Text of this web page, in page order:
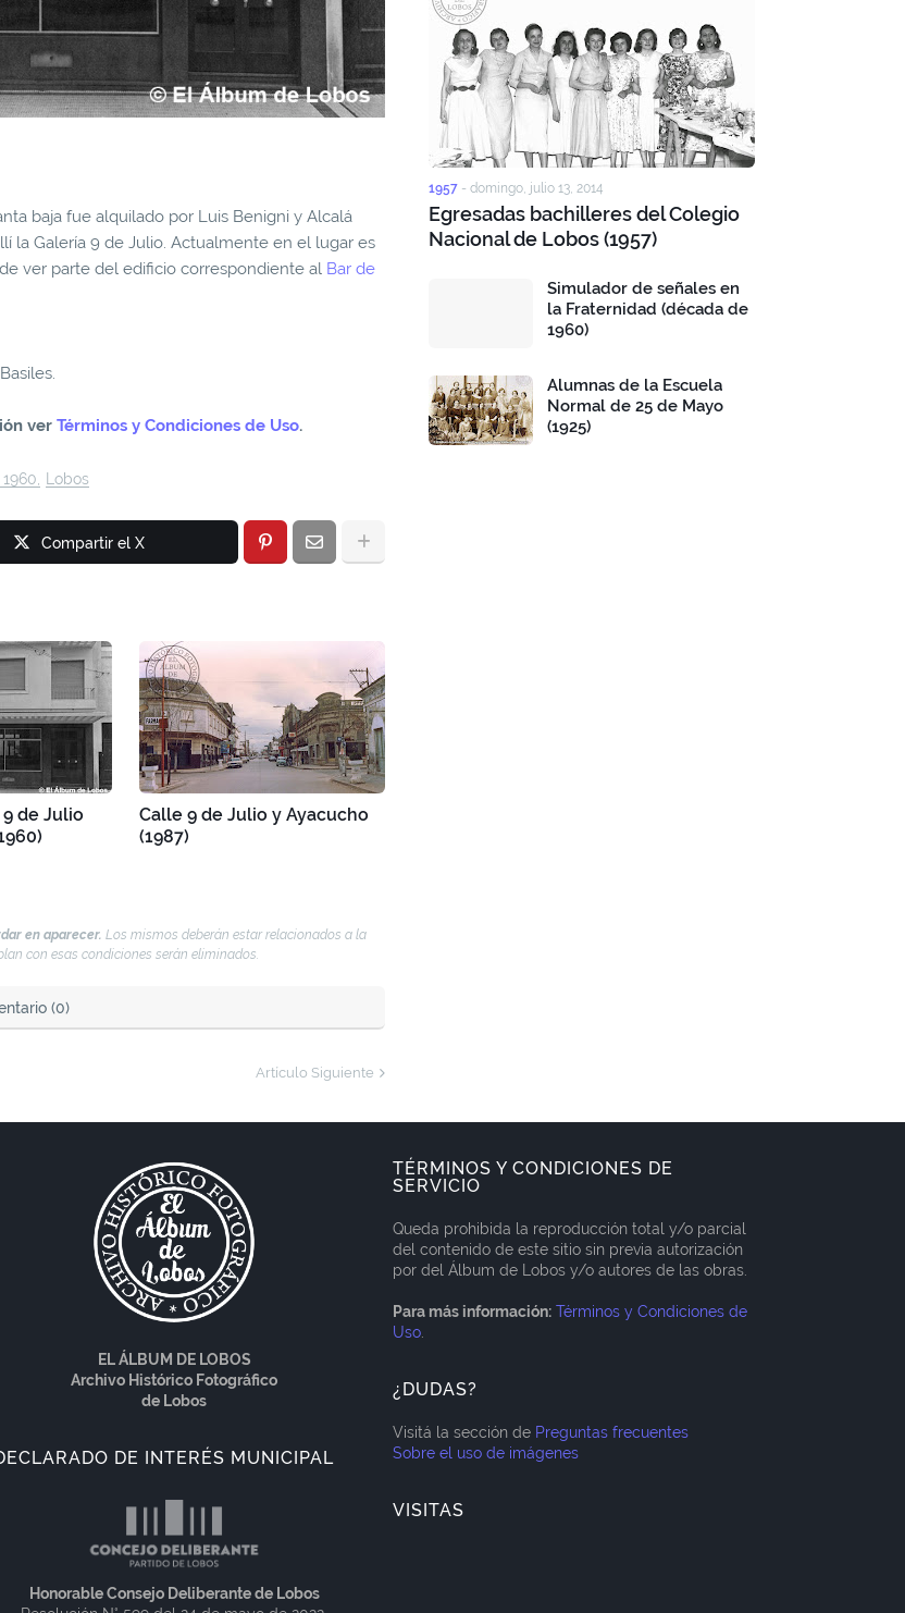
baja fue alquilado por Luis Benigni y Alcalá
la Galería 9 de Julio. Actualmente en el lugar es
ver parte del edificio correspondiente al Bar de
ver Términos y Condiciones de Uso.
Lobos
Compartir el X
de Julio
Calle 9 de Julio y Ayacucho
(1987)
en aparecer. Los mismos deberán estar relacionados a la
con esas condiciones serán eliminados.
(0)
Artículo Siguiente
1957 - domingo, julio 13, 2014
Egresadas bachilleres del Colegio
Nacional de Lobos (1957)
Simulador de señales en
la Fraternidad (década de
1960)
Alumnas de la Escuela
Normal de 25 de Mayo
(1925)
EL ÁLBUM DE LOBOS
Archivo Histórico Fotográfico
de Lobos
DE INTERÉS MUNICIPAL
Honorable Consejo Deliberante de Lobos
TÉRMINOS Y CONDICIONES DE
SERVICIO
Queda prohibida la reproducción total y/o parcial
del contenido de este sitio sin previa autorización
por del Álbum de Lobos y/o autores de las obras.
Para más información: Términos y Condiciones de
Uso
¿DUDAS?
Visitá la sección de Preguntas frecuentes
Sobre el uso de imágenes
VISITAS